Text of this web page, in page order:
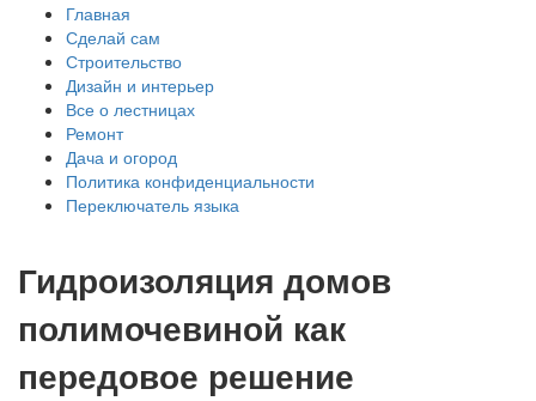
Главная
Сделай сам
Строительство
Дизайн и интерьер
Все о лестницах
Ремонт
Дача и огород
Политика конфиденциальности
Переключатель языка
Гидроизоляция домов
полимочевиной как
передовое решение